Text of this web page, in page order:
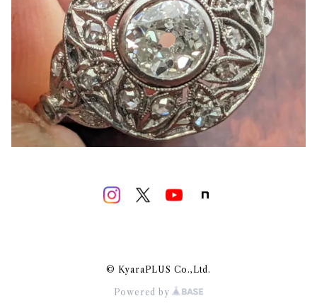
© KyaraPLUS Co.,Ltd.
Powered by